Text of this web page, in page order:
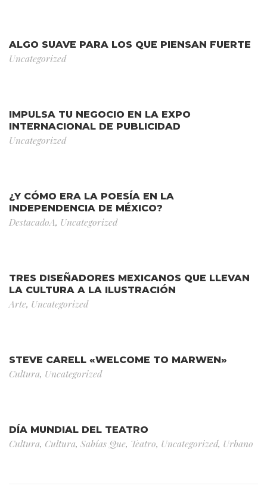
ALGO SUAVE PARA LOS QUE PIENSAN FUERTE
Uncategorized
IMPULSA TU NEGOCIO EN LA EXPO
INTERNACIONAL DE PUBLICIDAD
Uncategorized
¿Y CÓMO ERA LA POESÍA EN LA
INDEPENDENCIA DE MÉXICO?
DestacadoA, Uncategorized
TRES DISEÑADORES MEXICANOS QUE LLEVAN
LA CULTURA A LA ILUSTRACIÓN
Arte, Uncategorized
STEVE CARELL «WELCOME TO MARWEN»
Cultura, Uncategorized
DÍA MUNDIAL DEL TEATRO
Cultura, Cultura, Sabías Que, Teatro, Uncategorized, Urbano